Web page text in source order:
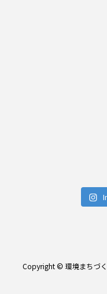
Copyright © 環境まちづ